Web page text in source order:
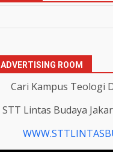
ADVERTISING ROOM
Cari Kampus Teologi
STT Lintas Budaya